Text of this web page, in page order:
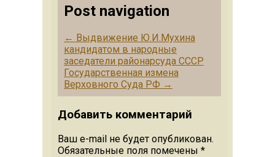
Post navigation
← Выдвижение Ю.И.Мухина
кандидатом в народные
заседатели районарсуда СССР
Государственная измена
Верховного Суда РФ →
Добавить комментарий
Ваш e-mail не будет опубликован.
Обязательные поля помечены *